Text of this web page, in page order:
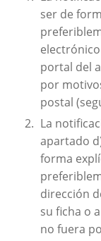
ser de
portal del
por
postal
La
apartado
forma
dirección
su ficha o
no fuera